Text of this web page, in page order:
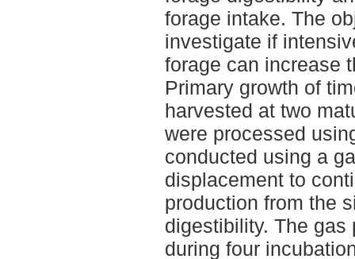
forage intake. The
investigate if
forage can increase
Primary growth of
harvested at two
were processed
conducted using a
displacement to
production from the
digestibility. The gas
during four